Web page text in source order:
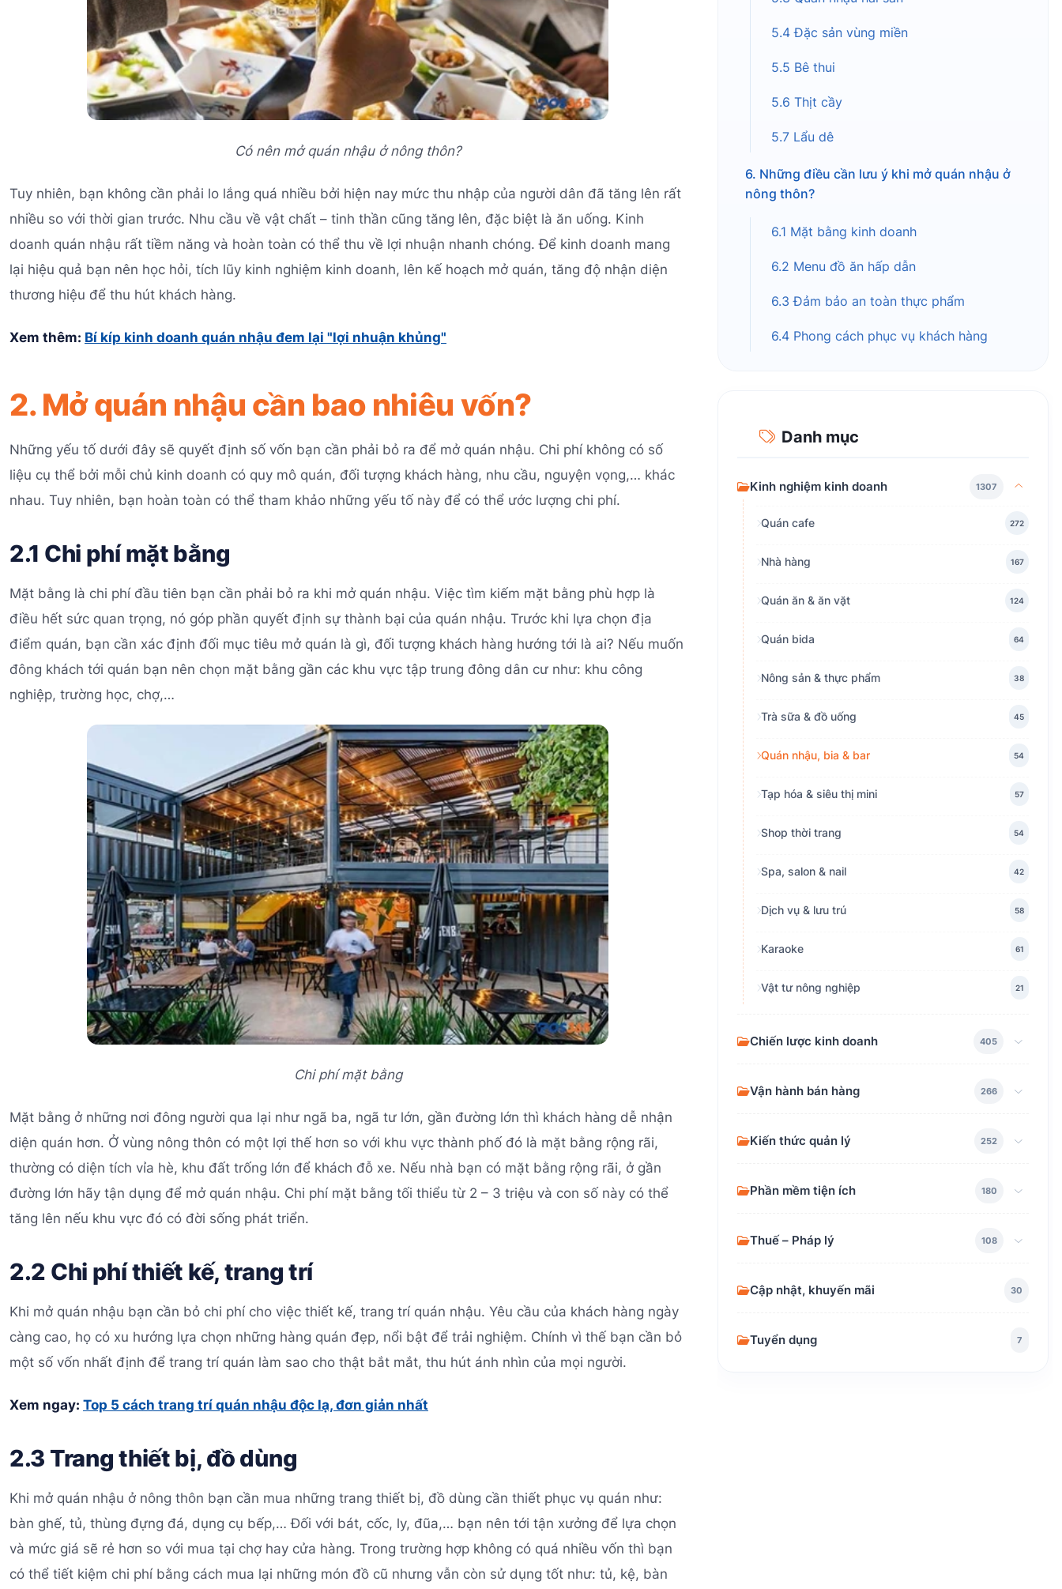
Có nên mở quán nhậu ở nông thôn?
Tuy nhiên, bạn không cần phải lo lắng quá nhiều bởi hiện nay mức thu nhập của người dân đã tăng lên rất
nhiều so với thời gian trước. Nhu cầu về vật chất – tinh thần cũng tăng lên, đặc biệt là ăn uống. Kinh
doanh quán nhậu rất tiềm năng và hoàn toàn có thể thu về lợi nhuận nhanh chóng. Để kinh doanh mang
lại hiệu quả bạn nên học hỏi, tích lũy kinh nghiệm kinh doanh, lên kế hoạch mở quán, tăng độ nhận diện
thương hiệu để thu hút khách hàng.
Xem thêm: Bí kíp kinh doanh quán nhậu đem lại "lợi nhuận khủng"
2. Mở quán nhậu cần bao nhiêu vốn?
Những yếu tố dưới đây sẽ quyết định số vốn bạn cần phải bỏ ra để mở quán nhậu. Chi phí không có số
liệu cụ thể bởi mỗi chủ kinh doanh có quy mô quán, đối tượng khách hàng, nhu cầu, nguyện vọng,… khác
nhau. Tuy nhiên, bạn hoàn toàn có thể tham khảo những yếu tố này để có thể ước lượng chi phí.
2.1 Chi phí mặt bằng
Mặt bằng là chi phí đầu tiên bạn cần phải bỏ ra khi mở quán nhậu. Việc tìm kiếm mặt bằng phù hợp là
điều hết sức quan trọng, nó góp phần quyết định sự thành bại của quán nhậu. Trước khi lựa chọn địa
điểm quán, bạn cần xác định đối mục tiêu mở quán là gì, đối tượng khách hàng hướng tới là ai? Nếu muốn
đông khách tới quán bạn nên chọn mặt bằng gần các khu vực tập trung đông dân cư như: khu công
nghiệp, trường học, chợ,…
Chi phí mặt bằng
Mặt bằng ở những nơi đông người qua lại như ngã ba, ngã tư lớn, gần đường lớn thì khách hàng dễ nhận
diện quán hơn. Ở vùng nông thôn có một lợi thế hơn so với khu vực thành phố đó là mặt bằng rộng rãi,
thường có diện tích vỉa hè, khu đất trống lớn để khách đỗ xe. Nếu nhà bạn có mặt bằng rộng rãi, ở gần
đường lớn hãy tận dụng để mở quán nhậu. Chi phí mặt bằng tối thiểu từ 2 – 3 triệu và con số này có thể
tăng lên nếu khu vực đó có đời sống phát triển.
2.2 Chi phí thiết kế, trang trí
Khi mở quán nhậu bạn cần bỏ chi phí cho việc thiết kế, trang trí quán nhậu. Yêu cầu của khách hàng ngày
càng cao, họ có xu hướng lựa chọn những hàng quán đẹp, nổi bật để trải nghiệm. Chính vì thế bạn cần bỏ
một số vốn nhất định để trang trí quán làm sao cho thật bắt mắt, thu hút ánh nhìn của mọi người.
Xem ngay: Top 5 cách trang trí quán nhậu độc lạ, đơn giản nhất
2.3 Trang thiết bị, đồ dùng
Khi mở quán nhậu ở nông thôn bạn cần mua những trang thiết bị, đồ dùng cần thiết phục vụ quán như:
bàn ghế, tủ, thùng đựng đá, dụng cụ bếp,… Đối với bát, cốc, ly, đũa,… bạn nên tới tận xưởng để lựa chọn
và mức giá sẽ rẻ hơn so với mua tại chợ hay cửa hàng. Trong trường hợp không có quá nhiều vốn thì bạn
có thể tiết kiệm chi phí bằng cách mua lại những món đồ cũ nhưng vẫn còn sử dụng tốt như: tủ, kệ, bàn
5.4 Đặc sản vùng miền
5.5 Bê thui
5.6 Thịt cầy
5.7 Lẩu dê
6. Những điều cần lưu ý khi mở quán nhậu ở
nông thôn?
6.1 Mặt bằng kinh doanh
6.2 Menu đồ ăn hấp dẫn
6.3 Đảm bảo an toàn thực phẩm
6.4 Phong cách phục vụ khách hàng
Danh mục
Kinh nghiệm kinh doanh 1307
Quán cafe 272
Nhà hàng 167
Quán ăn & ăn vặt 124
Quán bida 64
Nông sản & thực phẩm 38
Trà sữa & đồ uống 45
Quán nhậu, bia & bar 54
Tạp hóa & siêu thị mini 57
Shop thời trang 54
Spa, salon & nail 42
Dịch vụ & lưu trú 58
Karaoke 61
Vật tư nông nghiệp 21
Chiến lược kinh doanh 405
Vận hành bán hàng 266
Kiến thức quản lý 252
Phần mềm tiện ích 180
Thuế – Pháp lý 108
Cập nhật, khuyến mãi 30
Tuyển dụng 7